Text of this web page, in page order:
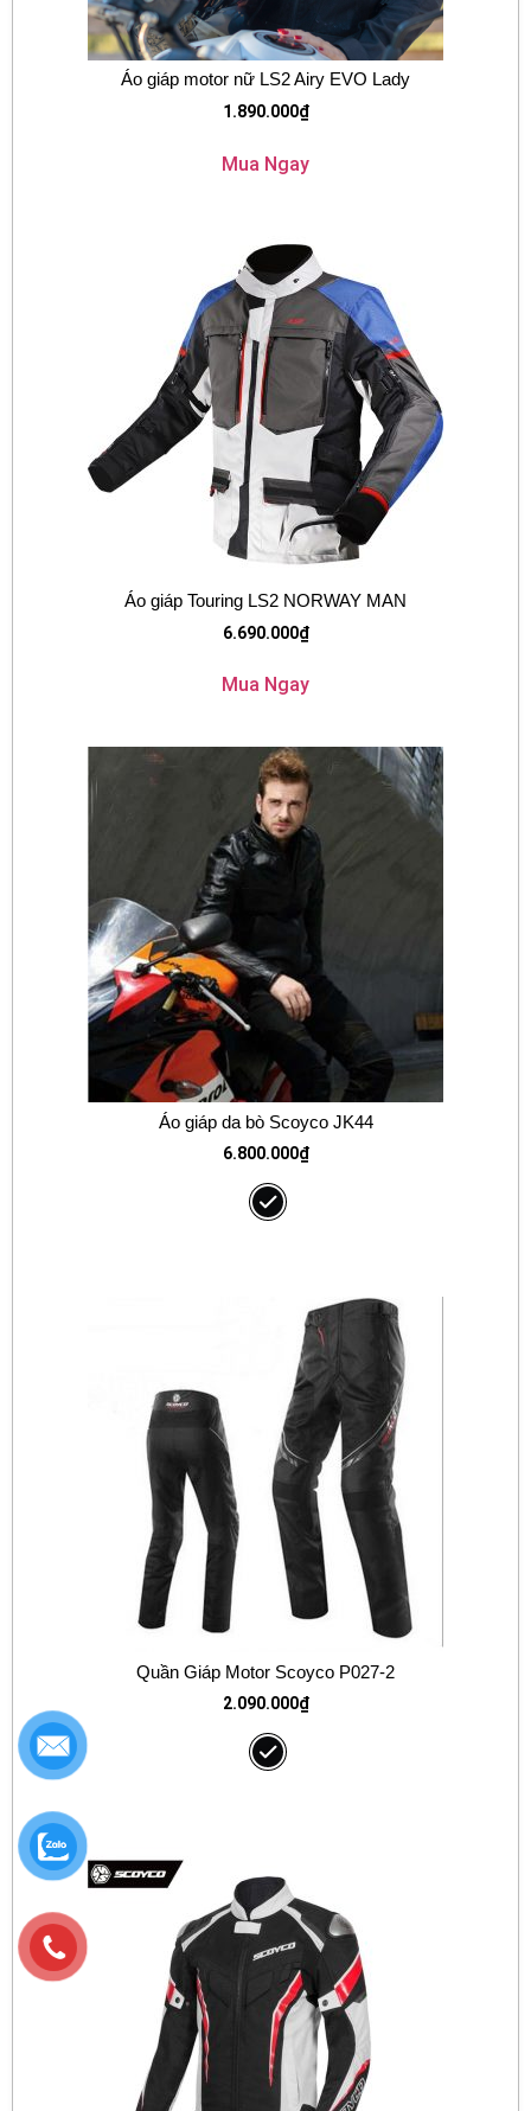
Áo giáp motor nữ LS2 Airy EVO Lady
1.890.000₫
Mua Ngay
Áo giáp Touring LS2 NORWAY MAN
6.690.000₫
Mua Ngay
Áo giáp da bò Scoyco JK44
6.800.000₫
Quần Giáp Motor Scoyco P027-2
2.090.000₫